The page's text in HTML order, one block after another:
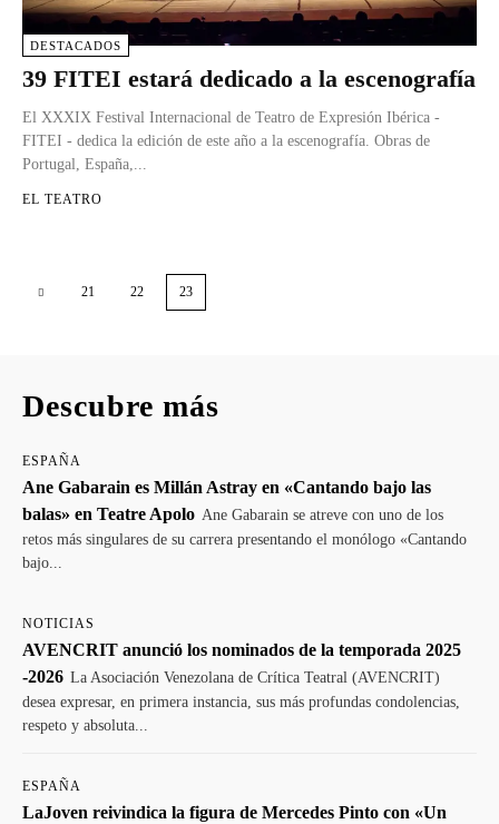
DESTACADOS
39 FITEI estará dedicado a la escenografía
El XXXIX Festival Internacional de Teatro de Expresión Ibérica -
FITEI - dedica la edición de este año a la escenografía. Obras de
Portugal, España,...
EL TEATRO
21 22 23
Descubre más
ESPAÑA
Ane Gabarain es Millán Astray en «Cantando bajo las
balas» en Teatre Apolo Ane Gabarain se atreve con uno de los
retos más singulares de su carrera presentando el monólogo «Cantando
bajo...
NOTICIAS
AVENCRIT anunció los nominados de la temporada 2025
-2026 La Asociación Venezolana de Crítica Teatral (AVENCRIT)
desea expresar, en primera instancia, sus más profundas condolencias,
respeto y absoluta...
ESPAÑA
LaJoven reivindica la figura de Mercedes Pinto con «Un